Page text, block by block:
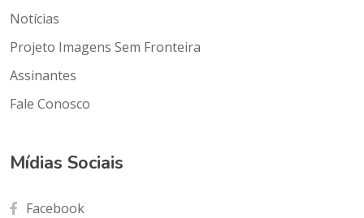
Notícias
Projeto Imagens Sem Fronteira
Assinantes
Fale Conosco
Mídias Sociais
Facebook